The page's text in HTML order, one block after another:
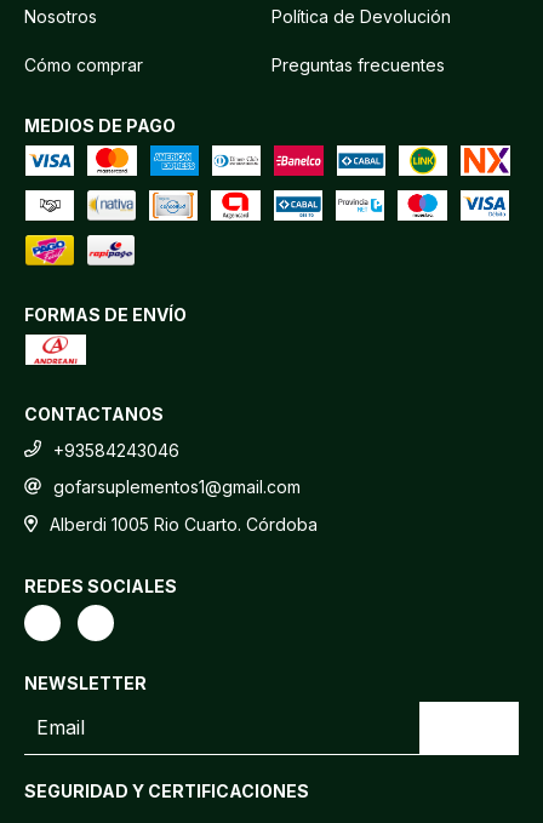
Nosotros Política de Devolución
Cómo comprar Preguntas frecuentes
MEDIOS DE PAGO
FORMAS DE ENVÍO
CONTACTANOS
+93584243046
gofarsuplementos1@gmail.com
Alberdi 1005 Rio Cuarto. Córdoba
REDES SOCIALES
NEWSLETTER
SEGURIDAD Y CERTIFICACIONES